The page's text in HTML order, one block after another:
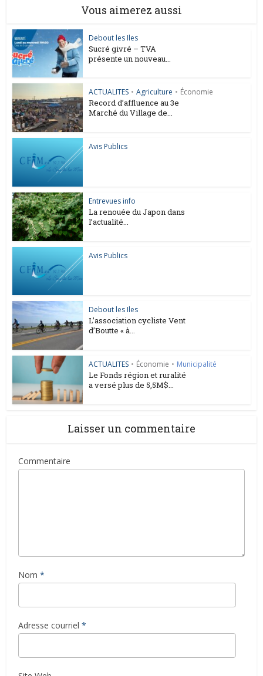
Vous aimerez aussi
Debout les Iles
Sucré givré – TVA
présente un nouveau...
ACTUALITES • Agriculture • Économie
Record d’affluence au 3e
Marché du Village de...
Avis Publics
Entrevues info
La renouée du Japon dans
l’actualité...
Avis Publics
Debout les Iles
L’association cycliste Vent
d’Boutte « à...
ACTUALITES • Économie • Municipalité
Le Fonds région et ruralité
a versé plus de 5,5M$...
Laisser un commentaire
Commentaire
Nom *
Adresse courriel *